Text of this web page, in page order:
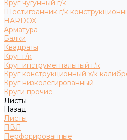
Круг чугунный г/к
Шестигранник г/к
HARDOX
Арматура
Балки
Квадраты
Круг г/к
Круг инструментальный г/к
Круг конструкционный х/к
Круг низколегированный
Круги прочие
Листы
Назад
Листы
ПВЛ
Перфорированные